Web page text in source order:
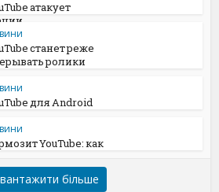
атакует
станет реже
ролики
для Android
YouTube: как
більше